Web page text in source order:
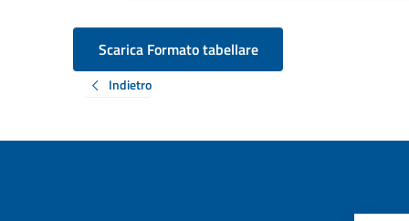
Scarica Formato tabellare
Indietro